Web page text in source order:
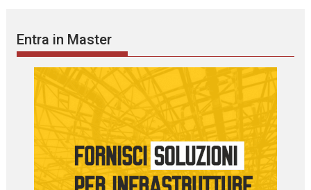
Entra in Master